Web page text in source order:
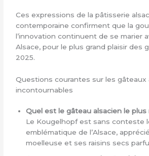
Ces expressions de la pâtisserie
contemporaine confirment que la
l’innovation continuent de se marier
Alsace, pour le plus grand plaisir des
2025.
Questions courantes sur les gâteaux
incontournables
Quel est le gâteau alsacien le
Le Kougelhopf est sans conteste
emblématique de l’Alsace,
moelleuse et ses raisins secs